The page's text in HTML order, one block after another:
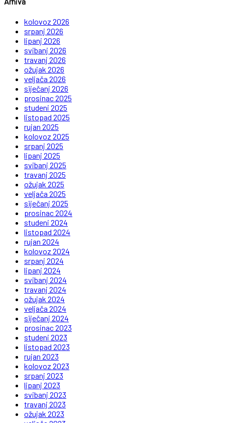
kolovoz 2026
srpanj 2026
lipanj 2026
svibanj 2026
travanj 2026
ožujak 2026
veljača 2026
siječanj 2026
prosinac 2025
studeni 2025
listopad 2025
rujan 2025
kolovoz 2025
srpanj 2025
lipanj 2025
svibanj 2025
travanj 2025
ožujak 2025
veljača 2025
siječanj 2025
prosinac 2024
studeni 2024
listopad 2024
rujan 2024
kolovoz 2024
srpanj 2024
lipanj 2024
svibanj 2024
travanj 2024
ožujak 2024
veljača 2024
siječanj 2024
prosinac 2023
studeni 2023
listopad 2023
rujan 2023
kolovoz 2023
srpanj 2023
lipanj 2023
svibanj 2023
travanj 2023
ožujak 2023